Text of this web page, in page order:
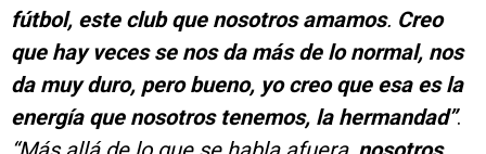
fútbol, este club que nosotros amamos. Creo
que hay veces se nos da más de lo normal, nos
da muy duro, pero bueno, yo creo que esa es la
energía que nosotros tenemos, la hermandad”.